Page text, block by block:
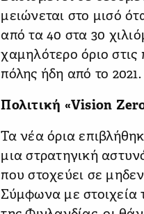
μειώνεται στο μισό
από τα 40 στα 30
χαμηλότερο όριο στις
πόλης ήδη από το 2021.
Πολιτική «Vision
Τα νέα όρια
μια στρατηγική
που στοχεύει σε
Σύμφωνα με στοιχεία